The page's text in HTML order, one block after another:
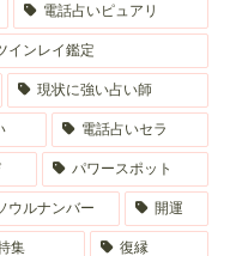
電話占いピュアリ
インレイ鑑定
現状に強い占い師
電話占いセラ
パワースポット
ウルナンバー 開運
集 復縁